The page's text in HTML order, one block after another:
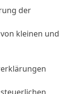
der
kleinen und